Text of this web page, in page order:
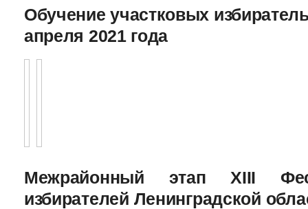
Обучение участковых
апреля 2021 года
Межрайонный этап XIII
избирателей Ленинградской